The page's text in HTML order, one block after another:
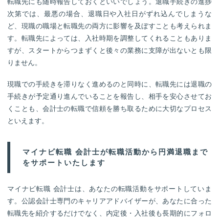
転職先にも随時報告しておくといいでしょう。退職手続きの進捗
次第では、最悪の場合、退職日や入社日がずれ込んでしまうな
ど、現職の職場と転職先の両方に影響を及ぼすことも考えられま
す。転職先によっては、入社時期を調整してくれることもありま
すが、スタートからつまずくと後々の業務に支障が出ないとも限
りません。
現職での手続きを滞りなく進めるのと同時に、転職先には退職の
手続きが予定通り進んでいることを報告し、相手を安心させてお
くことも、会計士の転職で信頼を勝ち取るために大切なプロセス
といえます。
マイナビ転職 会計士が転職活動から円満退職まで
をサポートいたします
マイナビ転職 会計士は、あなたの転職活動をサポートしていま
す。公認会計士専門のキャリアアドバイザーが、あなたに合った
転職先を紹介するだけでなく、内定後・入社後も長期的にフォロ